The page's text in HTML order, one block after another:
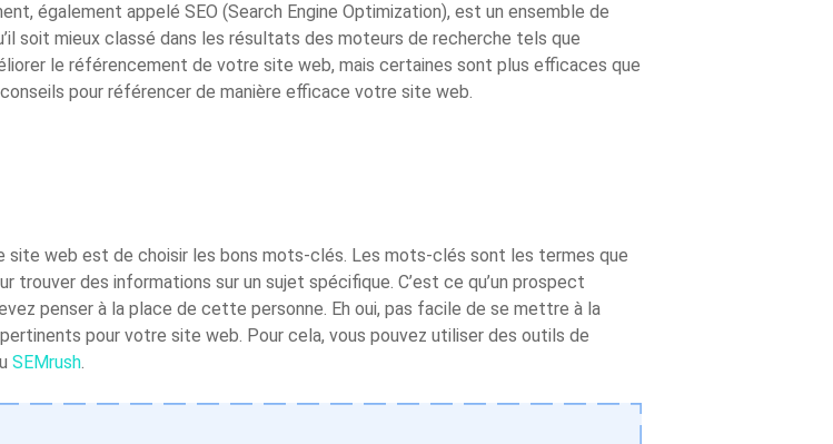
également appelé SEO (Search Engine Optimization), est un ensemble de
soit mieux classé dans les résultats des moteurs de recherche tels que
le référencement de votre site web, mais certaines sont plus efficaces que
pour référencer de manière efficace votre site web.
web est de choisir les bons mots-clés. Les mots-clés sont les termes que
des informations sur un sujet spécifique. C’est ce qu’un prospect
penser à la place de cette personne. Eh oui, pas facile de se mettre à la
pour votre site web. Pour cela, vous pouvez utiliser des outils de
SEMrush.